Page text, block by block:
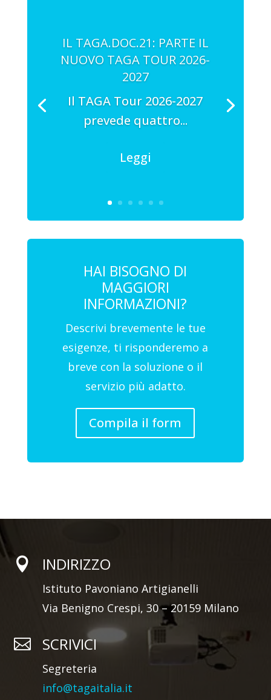
IL TAGA.DOC.21: PARTE IL
NUOVO TAGA TOUR 2026-
2027
Il TAGA Tour 2026-2027
prevede quattro...
Leggi
HAI BISOGNO DI
MAGGIORI
INFORMAZIONI?
Descrivi brevemente le tue
esigenze, ti risponderemo a
breve con la soluzione o il
servizio più adatto.
Compila il form
 INDIRIZZO
Istituto Pavoniano Artigianelli
Via Benigno Crespi, 30 – 20159 Milano
 SCRIVICI
Segreteria
info@tagaitalia.it